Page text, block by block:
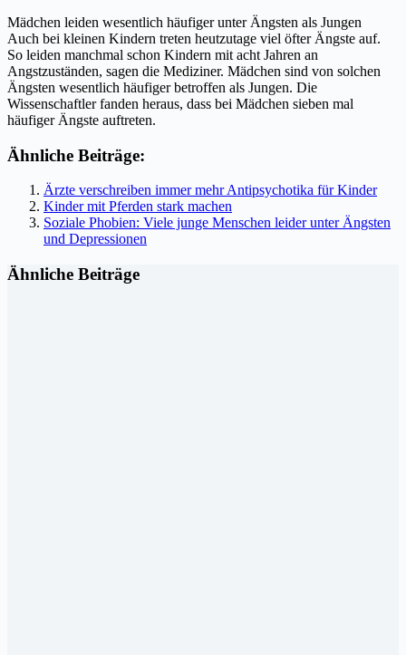
Mädchen leiden wesentlich häufiger unter Ängsten als Jungen
Auch bei kleinen Kindern treten heutzutage viel öfter Ängste auf.
So leiden manchmal schon Kindern mit acht Jahren an
Angstzuständen, sagen die Mediziner. Mädchen sind von solchen
Ängsten wesentlich häufiger betroffen als Jungen. Die
Wissenschaftler fanden heraus, dass bei Mädchen sieben mal
häufiger Ängste auftreten.
Ähnliche Beiträge:
Ärzte verschreiben immer mehr Antipsychotika für Kinder
Kinder mit Pferden stark machen
Soziale Phobien: Viele junge Menschen leider unter Ängsten
und Depressionen
Ähnliche Beiträge